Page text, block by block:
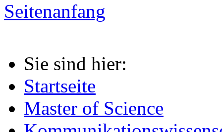
Seitenanfang
Sie sind hier:
Startseite
Master of Science